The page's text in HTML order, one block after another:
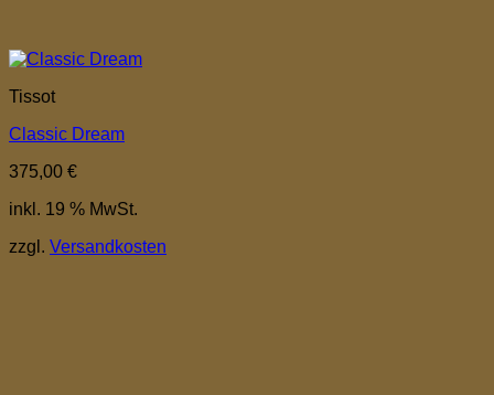
Tissot
Classic Dream
375,00 €
inkl. 19 % MwSt.
zzgl. Versandkosten